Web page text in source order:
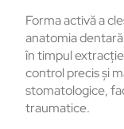
Forma activă a
anatomia
în timpul
control precis și
stomatologice,
traumatice.